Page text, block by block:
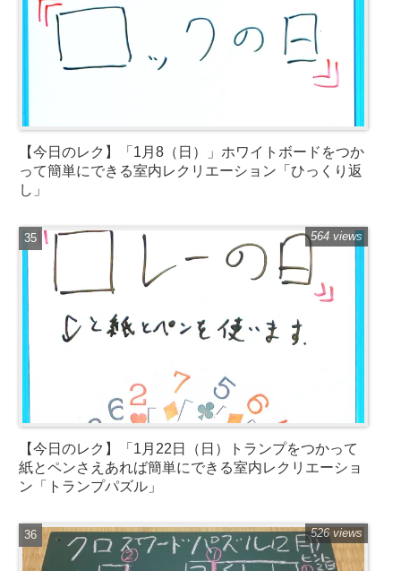
【今日のレク】「1月8（日）」ホワイトボードをつか
って簡単にできる室内レクリエーション「ひっくり返
し」
【今日のレク】「1月22日（日）トランプをつかって
紙とペンさえあれば簡単にできる室内レクリエーショ
ン「トランプパズル」
564 views
526 views